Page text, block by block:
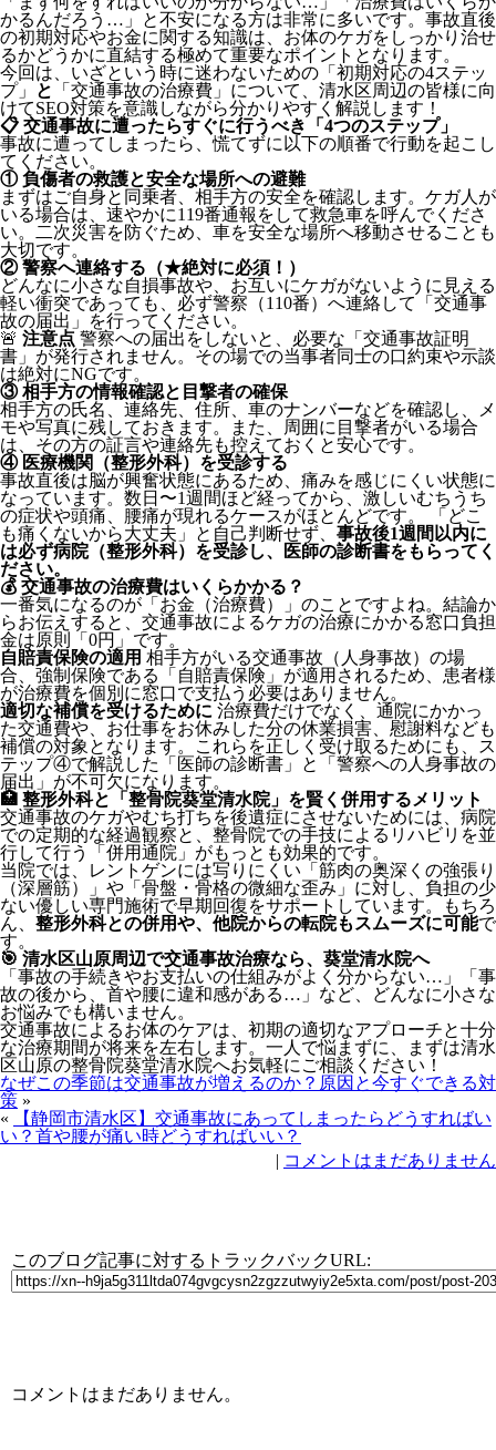
かるんだろう…」と不安になる方は非常に多いです。事故直後
の初期対応やお金に関する知識は、お体のケガをしっかり治せ
るかどうかに直結する極めて重要なポイントとなります。
今回は、いざという時に迷わないための「初期対応の4ステッ
プ」
と
「交通事故の治療費」について、清水区周辺の皆様に向
けてSEO対策を意識しながら分かりやすく解説します！
📋 交通事故に遭ったらすぐに行うべき「4つのステップ」
事故に遭ってしまったら、慌てずに以下の順番で行動を起こし
てください。
① 負傷者の救護と安全な場所への避難
まずはご自身と同乗者、相手方の安全を確認します。ケガ人が
いる場合は、速やかに119番通報をして救急車を呼んでくださ
い。二次災害を防ぐため、車を安全な場所へ移動させることも
大切です。
② 警察へ連絡する（★絶対に必須！）
どんなに小さな自損事故や、お互いにケガがないように見える
軽い衝突であっても、必ず警察（110番）へ連絡して「交通事
故の届出」を行ってください。
🚨 注意点 警察への届出をしないと、必要な「交通事故証明
書」が発行されません。その場での当事者同士の口約束や示談
は絶対にNGです。
③ 相手方の情報確認と目撃者の確保
相手方の氏名、連絡先、住所、車のナンバーなどを確認し、メ
モや写真に残しておきます。また、周囲に目撃者がいる場合
は、その方の証言や連絡先も控えておくと安心です。
④ 医療機関（整形外科）を受診する
事故直後は脳が興奮状態にあるため、痛みを感じにくい状態に
なっています。数日〜1週間ほど経ってから、激しいむちうち
の症状や頭痛、腰痛が現れるケースがほとんどです。 「どこ
も痛くないから大丈夫」と自己判断せず、 事故後1週間以内に
は必ず病院（整形外科）を受診し、医師の診断書をもらってく
ださい。
💰 交通事故の治療費はいくらかかる？
一番気になるのが「お金（治療費）」のことですよね。結論か
らお伝えすると、交通事故によるケガの治療にかかる窓口負担
金は原則「0円」です。
自賠責保険の適用 相手方がいる交通事故（人身事故）の場
合、強制保険である「自賠責保険」が適用されるため、患者様
が治療費を個別に窓口で支払う必要はありません。
適切な補償を受けるために 治療費だけでなく、通院にかかっ
た交通費や、お仕事をお休みした分の休業損害、慰謝料なども
補償の対象となります。これらを正しく受け取るためにも、ス
テップ④で解説した「医師の診断書」と「警察への人身事故の
届出」が不可欠になります。
🏥 整形外科と「整骨院葵堂清水院」を賢く併用するメリット
交通事故のケガやむち打ちを後遺症にさせないためには、病院
での定期的な経過観察と、整骨院での手技によるリハビリを並
行して行う「併用通院」がもっとも効果的です。
当院では、レントゲンには写りにくい「筋肉の奥深くの強張り
（深層筋）」や「骨盤・骨格の微細な歪み」に対し、負担の少
ない優しい専門施術で早期回復をサポートしています。もちろ
ん、 整形外科との併用や、他院からの転院もスムーズに可能で
す。
🎯 清水区山原周辺で交通事故治療なら、葵堂清水院へ
「事故の手続きやお支払いの仕組みがよく分からない…」「事
故の後から、首や腰に違和感がある…」など、どんなに小さな
お悩みでも構いません。
交通事故によるお体のケアは、初期の適切なアプローチと十分
な治療期間が将来を左右します。一人で悩まずに、まずは清水
区山原の整骨院葵堂清水院へお気軽にご相談ください！
なぜこの季節は交通事故が増えるのか？原因と今すぐできる対
策 »
«
【静岡市清水区】交通事故にあってしまったらどうすればい
い？首や腰が痛い時どうすればいい？
| コメントはまだありません
このブログ記事に対するトラックバックURL:
コメントはまだありません。